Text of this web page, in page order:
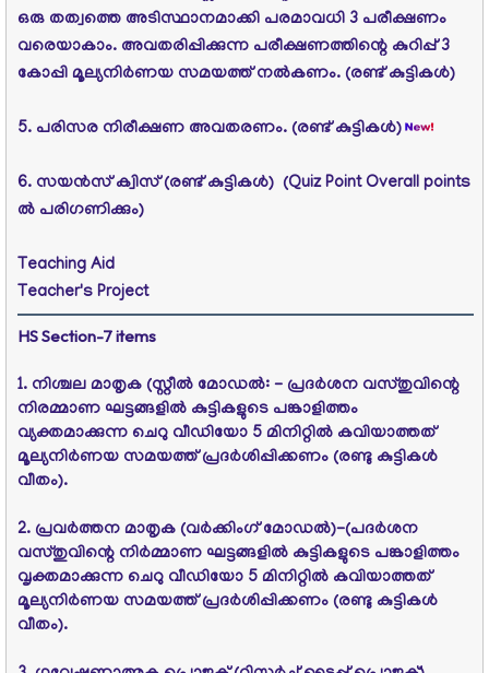
ഒരു തത്വത്തെ അടിസ്ഥാനമാക്കി പരമാവധി 3 പരീക്ഷണം
വരെയാകാം. അവതരിപ്പിക്കുന്ന പരീക്ഷണത്തിന്റെ കുറിപ്പ്‌ 3
കോപ്പി മൂല്യനിര്‍ണയ സമയത്ത്‌ നല്‍കണം. (രണ്ട്‌ കുട്ടികള്‍)
5. പരിസര നിരീക്ഷണ അവതരണം. (രണ്ട്‌ കുട്ടികള്‍)
6. സയന്‍സ്‌ ക്വിസ്‌ (രണ്ട്‌ കുട്ടികള്‍) (Quiz Point Overall points
ൽ പരിഗണിക്കും)
Teaching Aid
Teacher's Project
HSSection-7items
1. നിശ്ചല മാതൃക (സ്റ്റീല്‍ മോഡല്‍: - പ്രദര്‍ശന വസ്തുവിന്റെ
നിരമ്മാണ ഘട്ടങ്ങളില്‍ കുട്ടികളുടെ പങ്കാളിത്തം
വ്യക്തമാക്കുന്ന ചെറു വീഡിയോ 5 മിനിറ്റില്‍ കവിയാത്തത്‌
മൂല്യനിര്‍ണയ സമയത്ത്‌ പ്രദര്‍ശിപ്പിക്കണം (രണ്ടു കുട്ടികള്‍
വീതം).
2. പ്രവര്‍ത്തന മാതൃക (വര്‍ക്കിംഗ്‌ മോഡല്‍)-(പദര്‍ശന
വസ്തുവിന്റെ നിര്‍മ്മാണ ഘട്ടങ്ങളില്‍ കുട്ടികളുടെ പങ്കാളിത്തം
വൃക്തമാക്കുന്ന ചെറു വീഡിയോ 5 മിനിറ്റില്‍ കവിയാത്തത്‌
മൂല്യനിര്‍ണയ സമയത്ത്‌ പ്രദര്‍ശിപ്പിക്കണം (രണ്ടു കുട്ടികള്‍
വീതം).